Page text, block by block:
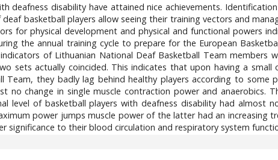
deafness disability have attained nice achievements.
basketball players allow seeing their training vectors and
for physical development and physical and functional powers
the annual training cycle to prepare for the European
of Lithuanian National Deaf Basketball Team
sets actually coincided. This indicates that upon having a
Team, they badly lag behind healthy players according to some
no change in single muscle contraction power and anaerobics.
level of basketball players with deafness disability had almost
power jumps muscle power of the latter had an
significance to their blood circulation and respiratory system